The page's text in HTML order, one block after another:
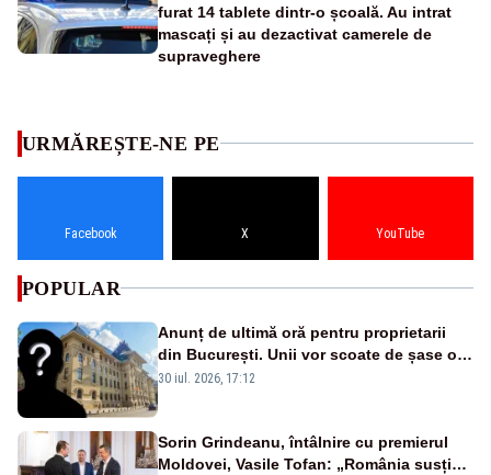
furat 14 tablete dintr-o școală. Au intrat
mascați și au dezactivat camerele de
supraveghere
URMĂREȘTE-NE PE
Facebook X YouTube
POPULAR
Anunț de ultimă oră pentru proprietarii
din București. Unii vor scoate de șase ori
mai mulți bani din buzunar
30 iul. 2026, 17:12
Sorin Grindeanu, întâlnire cu premierul
Moldovei, Vasile Tofan: „România susține